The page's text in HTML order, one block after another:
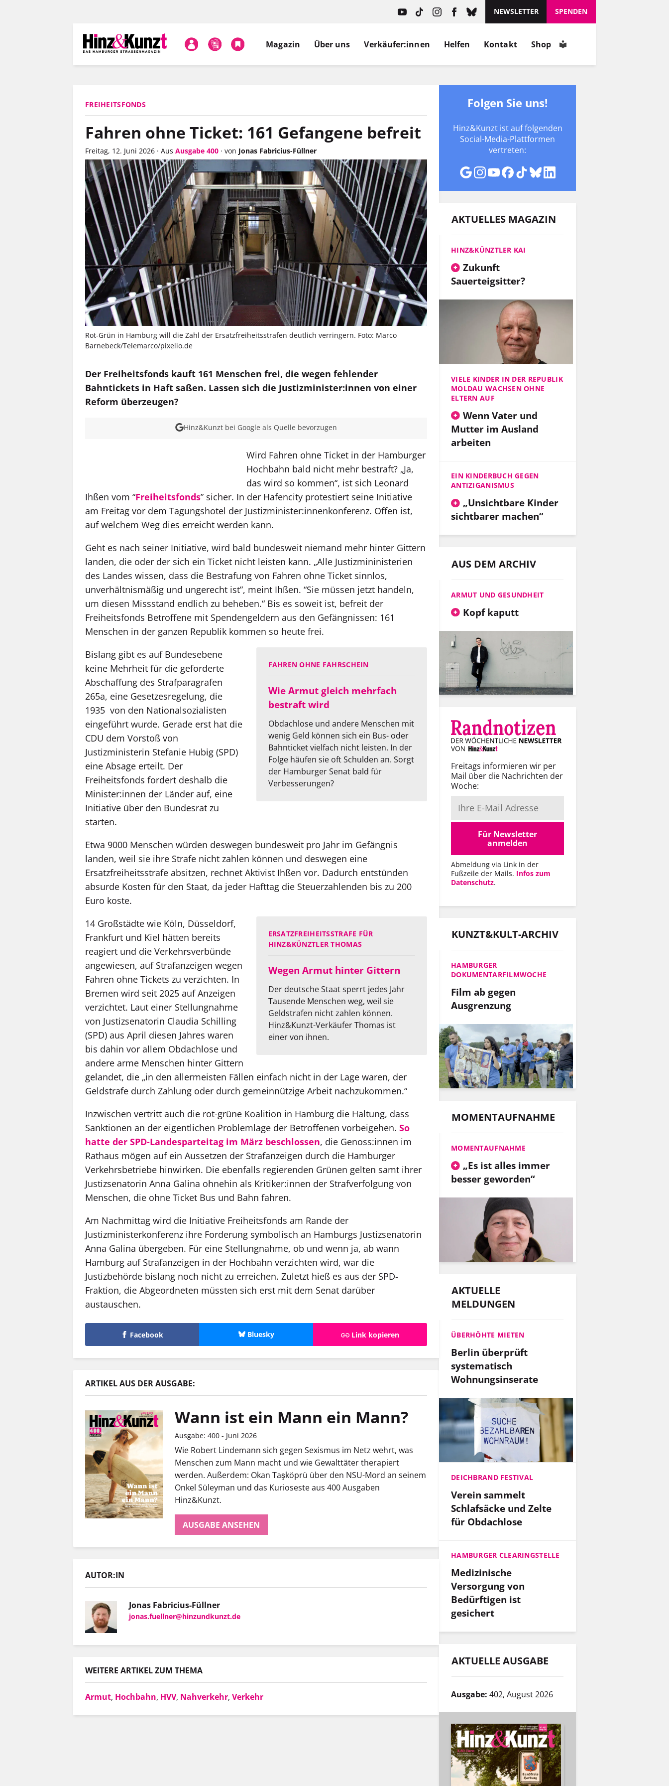
NEWSLETTER SPENDEN
Magazin Über uns Verkäufer:innen Helfen Kontakt Shop
FREIHEITSFONDS
Fahren ohne Ticket: 161 Gefangene befreit
Freitag, 12. Juni 2026 · Aus Ausgabe 400 · von Jonas Fabricius-Füllner
Rot-Grün in Hamburg will die Zahl der Ersatzfreiheitsstrafen deutlich verringern. Foto: Marco
Barnebeck/Telemarco/pixelio.de
Der Freiheitsfonds kauft 161 Menschen frei, die wegen fehlender
Bahntickets in Haft saßen. Lassen sich die Justizminister:innen von einer
Reform überzeugen?
Hinz&Kunzt bei Google als Quelle bevorzugen
Wird Fahren ohne Ticket in der Hamburger
Hochbahn bald nicht mehr bestraft? „Ja,
das wird so kommen“, ist sich Leonard
Ihßen vom “Freiheitsfonds” sicher. In der Hafencity protestiert seine Initiative
am Freitag vor dem Tagungshotel der Justizminister:innenkonferenz. Offen ist,
auf welchem Weg dies erreicht werden kann.
Geht es nach seiner Initiative, wird bald bundesweit niemand mehr hinter Gittern
landen, die oder der sich ein Ticket nicht leisten kann. „Alle Justizmininisterien
des Landes wissen, dass die Bestrafung von Fahren ohne Ticket sinnlos,
unverhältnismäßig und ungerecht ist”, meint Ihßen. “Sie müssen jetzt handeln,
um diesen Missstand endlich zu beheben.“ Bis es soweit ist, befreit der
Freiheitsfonds Betroffene mit Spendengeldern aus den Gefängnissen: 161
Menschen in der ganzen Republik kommen so heute frei.
FAHREN OHNE FAHRSCHEIN
Wie Armut gleich mehrfach
bestraft wird
Obdachlose und andere Menschen mit
wenig Geld können sich ein Bus- oder
Bahnticket vielfach nicht leisten. In der
Folge häufen sie oft Schulden an. Sorgt
der Hamburger Senat bald für
Verbesserungen?
Bislang gibt es auf Bundesebene
keine Mehrheit für die geforderte
Abschaffung des Strafparagrafen
265a, eine Gesetzesregelung, die
1935 von den Nationalsozialisten
eingeführt wurde. Gerade erst hat die
CDU dem Vorstoß von
Justizministerin Stefanie Hubig (SPD)
eine Absage erteilt. Der
Freiheitsfonds fordert deshalb die
Minister:innen der Länder auf, eine
Initiative über den Bundesrat zu
starten.
Etwa 9000 Menschen würden deswegen bundesweit pro Jahr im Gefängnis
landen, weil sie ihre Strafe nicht zahlen können und deswegen eine
Ersatzfreiheitsstrafe absitzen, rechnet Aktivist Ihßen vor. Dadurch entstünden
absurde Kosten für den Staat, da jeder Hafttag die Steuerzahlenden bis zu 200
Euro koste.
ERSATZFREIHEITSSTRAFE FÜR
HINZ&KÜNZTLER THOMAS
Wegen Armut hinter Gittern
Der deutsche Staat sperrt jedes Jahr
Tausende Menschen weg, weil sie
Geldstrafen nicht zahlen können.
Hinz&Kunzt-Verkäufer Thomas ist
einer von ihnen.
14 Großstädte wie Köln, Düsseldorf,
Frankfurt und Kiel hätten bereits
reagiert und die Verkehrsverbünde
angewiesen, auf Strafanzeigen wegen
Fahren ohne Tickets zu verzichten. In
Bremen wird seit 2025 auf Anzeigen
verzichtet. Laut einer Stellungnahme
von Justizsenatorin Claudia Schilling
(SPD) aus April diesen Jahres waren
bis dahin vor allem Obdachlose und
andere arme Menschen hinter Gittern
gelandet, die „in den allermeisten Fällen einfach nicht in der Lage waren, der
Geldstrafe durch Zahlung oder durch gemeinnützige Arbeit nachzukommen.“
Inzwischen vertritt auch die rot-grüne Koalition in Hamburg die Haltung, dass
Sanktionen an der eigentlichen Problemlage der Betroffenen vorbeigehen. So
hatte der SPD-Landesparteitag im März beschlossen, die Genoss:innen im
Rathaus mögen auf ein Aussetzen der Strafanzeigen durch die Hamburger
Verkehrsbetriebe hinwirken. Die ebenfalls regierenden Grünen gelten samt ihrer
Justizsenatorin Anna Galina ohnehin als Kritiker:innen der Strafverfolgung von
Menschen, die ohne Ticket Bus und Bahn fahren.
Am Nachmittag wird die Initiative Freiheitsfonds am Rande der
Justizministerkonferenz ihre Forderung symbolisch an Hamburgs Justizsenatorin
Anna Galina übergeben. Für eine Stellungnahme, ob und wenn ja, ab wann
Hamburg auf Strafanzeigen in der Hochbahn verzichten wird, war die
Justizbehörde bislang noch nicht zu erreichen. Zuletzt hieß es aus der SPD-
Fraktion, die Abgeordneten müssten sich erst mit dem Senat darüber
austauschen.
Facebook Bluesky Link kopieren
ARTIKEL AUS DER AUSGABE:
Wann ist ein Mann ein Mann?
Ausgabe: 400 - Juni 2026
Wie Robert Lindemann sich gegen Sexismus im Netz wehrt, was
Menschen zum Mann macht und wie Gewalttäter therapiert
werden. Außerdem: Okan Taşköprü über den NSU-Mord an seinem
Onkel Süleyman und das Kurioseste aus 400 Ausgaben
Hinz&Kunzt.
AUSGABE ANSEHEN
AUTOR:IN
Jonas Fabricius-Füllner
jonas.fuellner@hinzundkunzt.de
WEITERE ARTIKEL ZUM THEMA
Armut, Hochbahn, HVV, Nahverkehr, Verkehr
Folgen Sie uns!
Hinz&Kunzt ist auf folgenden
Social-Media-Plattformen
vertreten:
AKTUELLES MAGAZIN
HINZ&KÜNZTLER KAI
Zukunft
Sauerteigsitter?
VIELE KINDER IN DER REPUBLIK
MOLDAU WACHSEN OHNE
ELTERN AUF
Wenn Vater und
Mutter im Ausland
arbeiten
EIN KINDERBUCH GEGEN
ANTIZIGANISMUS
„Unsichtbare Kinder
sichtbarer machen“
AUS DEM ARCHIV
ARMUT UND GESUNDHEIT
Kopf kaputt
Freitags informieren wir per
Mail über die Nachrichten der
Woche:
Für Newsletter
anmelden
Abmeldung via Link in der
Fußzeile der Mails. Infos zum
Datenschutz.
KUNZT&KULT-ARCHIV
HAMBURGER
DOKUMENTARFILMWOCHE
Film ab gegen
Ausgrenzung
MOMENTAUFNAHME
MOMENTAUFNAHME
„Es ist alles immer
besser geworden“
AKTUELLE
MELDUNGEN
ÜBERHÖHTE MIETEN
Berlin überprüft
systematisch
Wohnungsinserate
DEICHBRAND FESTIVAL
Verein sammelt
Schlafsäcke und Zelte
für Obdachlose
HAMBURGER CLEARINGSTELLE
Medizinische
Versorgung von
Bedürftigen ist
gesichert
AKTUELLE AUSGABE
Ausgabe: 402, August 2026